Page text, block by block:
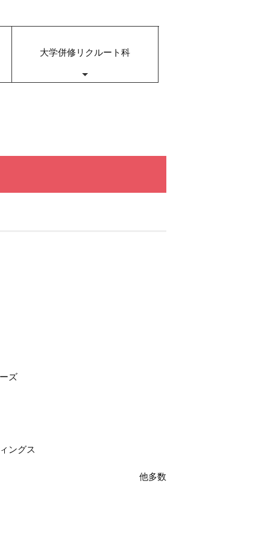
大学併修リクルート科
ズ
ングス
他多数